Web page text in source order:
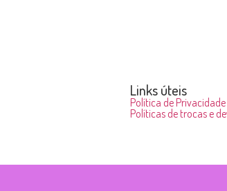
Links úteis
Política de Privacidade
Políticas de trocas e